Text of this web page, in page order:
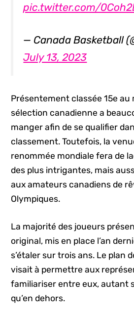
pic.twitter.com/
— Canada Basketball
July 13, 2023
Présentement classée 15e au
sélection canadienne a
manger afin de se qualifier
classement. Toutefois, la
renommée mondiale fera de
des plus intrigantes, mais
aux amateurs canadiens de
Olympiques.
La majorité des joueurs
original, mis en place l’an
s’étaler sur trois ans. Le plan
visait à permettre aux
familiariser entre eux, autant
qu’en dehors.